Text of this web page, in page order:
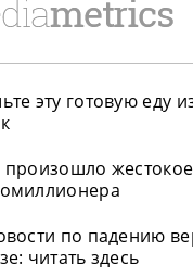
эту готовую еду
по падению
читать здесь